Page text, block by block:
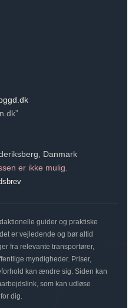
Danmark
er ikke mulig.
guider og praktiske
er vejledende og bør altid
fra relevante transportører,
myndigheder. Priser,
kan ændre sig. Siden kan
som kan udløse
dig.